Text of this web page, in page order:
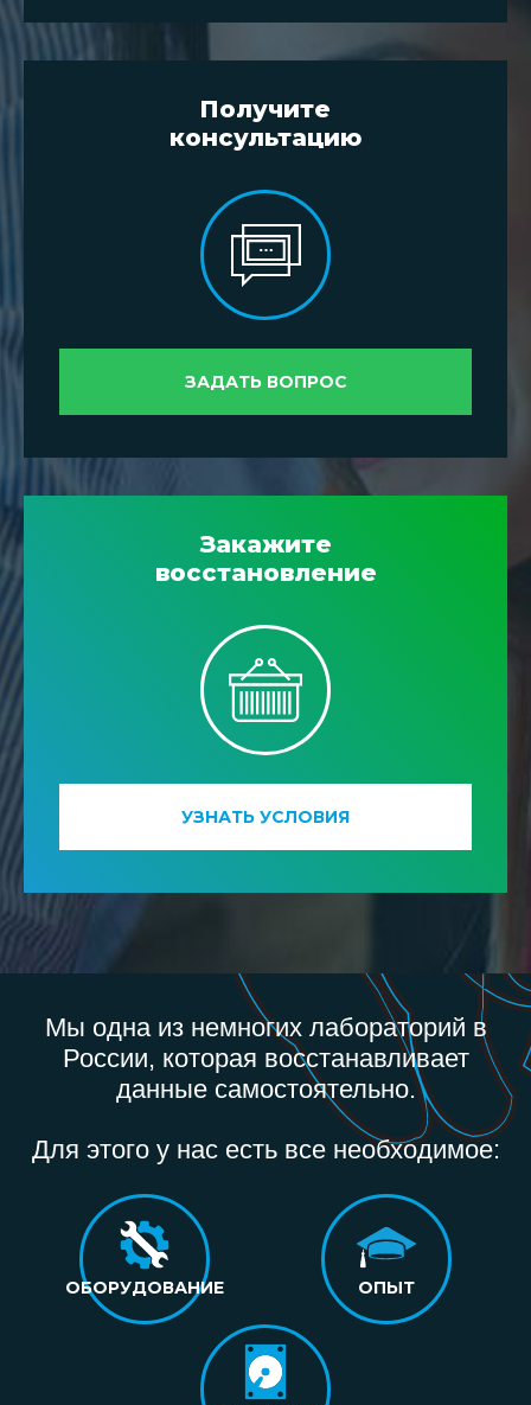
Получите
консультацию
ЗАДАТЬ ВОПРОС
Закажите
восстановление
УЗНАТЬ УСЛОВИЯ
Мы одна из немногих лабораторий в
России, которая восстанавливает
данные самостоятельно.
Для этого у нас есть все необходимое:
ОБОРУДОВАНИЕ ОПЫТ